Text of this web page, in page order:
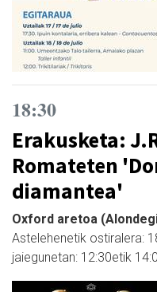
18:30
Erakusketa:
Romateten
diamantea'
Oxford aretoa
Astelehenetik ostiralera:
jaiegunetan: 12:30etik